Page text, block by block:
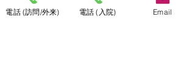
電話 (訪問/外来) 電話 (入院) Email